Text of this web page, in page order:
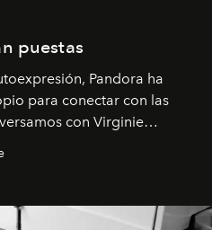
puestas
Pandora ha
para conectar con las
con Virginie
para
cultura y el valor